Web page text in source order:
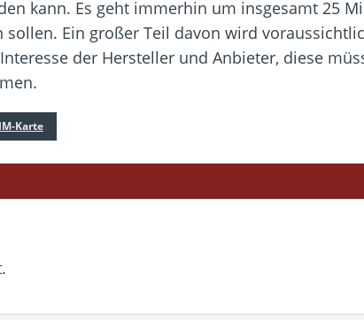
kann. Es geht immerhin um insgesamt 25
Ein großer Teil davon wird
der Hersteller und Anbieter, diese
Karte